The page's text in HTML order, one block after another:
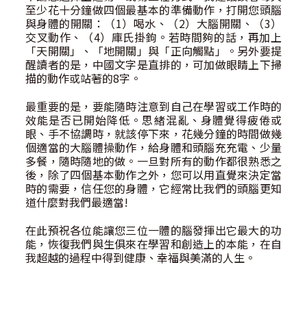
至少花十分鐘做四個最基本的準備動作，打開您頭腦
與身體的開關：（1）喝水、（2）大腦開關、（3）
交叉動作、（4）庫氏掛鉤。若時間夠的話，再加上
「天開關」、「地開關」與「正向觸點」。另外要提
醒讀者的是，中國文字是直排的，可加做眼睛上下掃
描的動作或站著的8字。
最重要的是，要能隨時注意到自己在學習或工作時的
效能是否已開始降低。思緒混亂、身體覺得疲倦或
眼、手不協調時，就該停下來，花幾分鐘的時間做幾
個適當的大腦體操動作，給身體和頭腦充充電、少量
多餐，隨時隨地的做。一旦對所有的動作都很熟悉之
後，除了四個基本動作之外，您可以用直覺來決定當
時的需要，信任您的身體，它經常比我們的頭腦更知
道什麼對我們最適當!
在此預祝各位能讓您三位一體的腦發揮出它最大的功
能，恢復我們與生俱來在學習和創造上的本能，在自
我超越的過程中得到健康、幸福與美滿的人生。